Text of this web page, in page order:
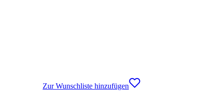
Zur Wunschliste hinzufügen